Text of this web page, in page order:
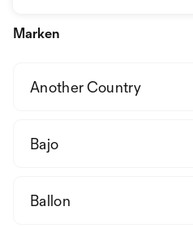
Marken
Another Country
Bajo
Ballon